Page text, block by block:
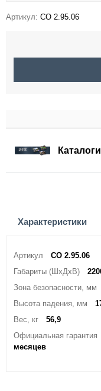
Артикул: СО 2.95.06
Каталоги
Характеристики
Артикул
СО 2.95.06
Габариты (ШхДхВ)
Зона безопасности, мм
Высота падения, мм
Вес, кг
56,9
Официальная гарантия
месяцев